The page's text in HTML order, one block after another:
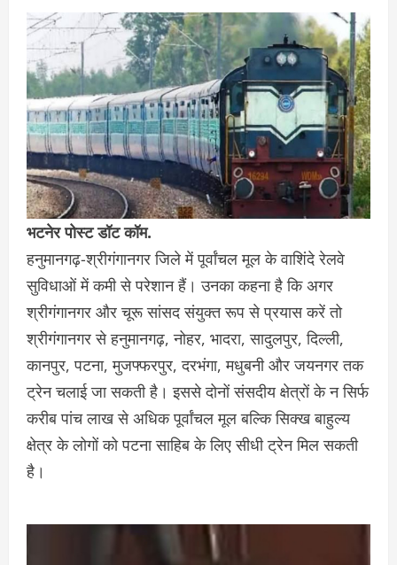
भटनेर पोस्ट डॉट कॉम.
हनुमानगढ़-श्रीगंगानगर जिले में पूर्वांचल मूल के वाशिंदे रेलवे
सुविधाओं में कमी से परेशान हैं। उनका कहना है कि अगर
श्रीगंगानगर और चूरू सांसद संयुक्त रूप से प्रयास करें तो
श्रीगंगानगर से हनुमानगढ़, नोहर, भादरा, सादुलपुर, दिल्ली,
कानपुर, पटना, मुजफ्फरपुर, दरभंगा, मधुबनी और जयनगर तक
ट्रेन चलाई जा सकती है। इससे दोनों संसदीय क्षेत्रों के न सिर्फ
करीब पांच लाख से अधिक पूर्वांचल मूल बल्कि सिक्ख बाहुल्य
क्षेत्र के लोगों को पटना साहिब के लिए सीधी ट्रेन मिल सकती
है।